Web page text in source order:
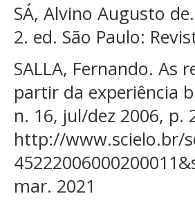
SÁ, Alvino Augusto
2. ed. São Paulo:
SALLA, Fernando. As
partir da experiência
n. 16, jul/dez 2006, p.
http://www.scielo.br/
mar. 2021